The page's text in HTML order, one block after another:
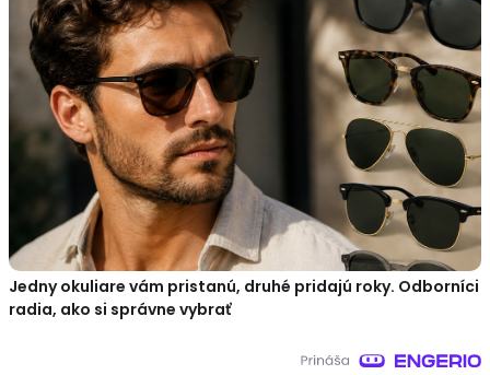
Jedny okuliare vám pristanú, druhé pridajú roky. Odborníci
radia, ako si správne vybrať